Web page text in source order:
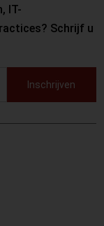
IT-
Schrijf u
Inschrijven